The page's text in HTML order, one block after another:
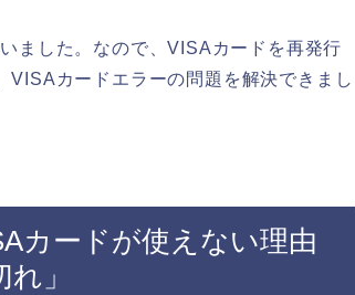
ました。なので、VISAカードを再発行
VISAカードエラーの問題を解決できまし
カードが使えない理由
」